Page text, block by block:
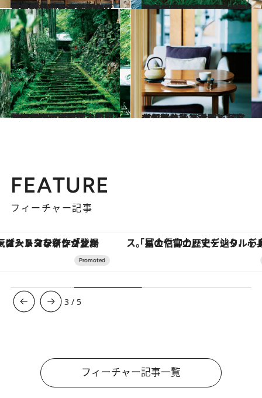
2023.9.10
【京都のアンティークショップ2選】 日本古来の「見立て」を意識すれば 洋皿探しはもっと面白くなる
旅＆お出かけ 2023.10.8
毎月“ほぼ”10日に岡崎公園で開催！ 京都「平安蚤の市」は100店舗以上が参加する巨大アンティークマーケット
旅＆お出かけ
2023.9.7
【京都この場所、この時間】カメラマン岡本佳樹が街を歩いて出逢った、4つの”珠玉の瞬間”
旅＆お出かけ 2023.9.12
京都の静謐な空間で至高のお茶を… 進化する茶文化を味わうスポット2選 【川端二条・祇園】
グルメ
FEATURE
フィーチャー記事
「星のや富士」でデジタルデトックス。冨士信仰の歴史を辿り、心身を調える。 【夏限定ディナーコース】旬を
3 / 5
フィーチャー記事一覧